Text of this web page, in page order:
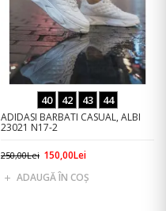
40 42 43 44
ADIDASI BARBATI CASUAL, ALBI
23021 N17-2
250,00Lei 150,00Lei
ADAUGĂ ÎN COŞ